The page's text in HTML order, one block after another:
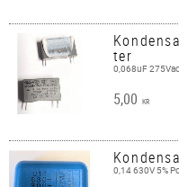
ter
0,068uF
5,00 KR
0,14 630V 5%